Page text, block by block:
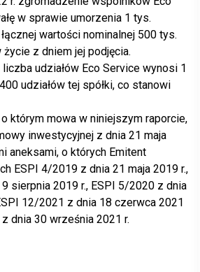
w sprawie umorzenia 1 tys.
wartości nominalnej 500 tys.
życie z dniem jej podjęcia.
liczba udziałów Eco Service wynosi 1
udziałów tej spółki, co stanowi
którym mowa w niniejszym raporcie,
inwestycyjnej z dnia 21 maja
aneksami, o których Emitent
ESPI 4/2019 z dnia 21 maja 2019 r.,
sierpnia 2019 r., ESPI 5/2020 z dnia
12/2021 z dnia 18 czerwca 2021
dnia 30 września 2021 r.